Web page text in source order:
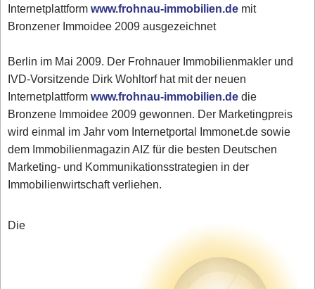
Internetplattformwww.frohnau-immobilien.de mit
Bronzener Immoidee 2009 ausgezeichnet
Berlin im Mai 2009. Der Frohnauer Immobilienmakler und
IVD-Vorsitzende Dirk Wohltorf hat mit der neuen
Internetplattformwww.frohnau-immobilien.dedie
Bronzene Immoidee 2009 gewonnen. Der Marketingpreis
wird einmal im Jahr vom Internetportal Immonet.de sowie
dem Immobilienmagazin AIZ für die besten Deutschen
Marketing- und Kommunikationsstrategien in der
Immobilienwirtschaft verliehen.
Die